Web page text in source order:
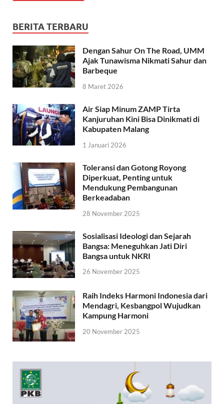
BERITA TERBARU
Dengan Sahur On The Road, UMM
Ajak Tunawisma Nikmati Sahur dan
Barbeque
8 Maret 2026
Air Siap Minum ZAMP Tirta
Kanjuruhan Kini Bisa Dinikmati di
Kabupaten Malang
1 Januari 2026
Toleransi dan Gotong Royong
Diperkuat, Penting untuk
Mendukung Pembangunan
Berkeadaban
28 November 2025
Sosialisasi Ideologi dan Sejarah
Bangsa: Meneguhkan Jati Diri
Bangsa untuk NKRI
26 November 2025
Raih Indeks Harmoni Indonesia dari
Mendagri, Kesbangpol Wujudkan
Kampung Harmoni
20 November 2025